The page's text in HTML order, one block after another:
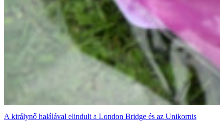
A királynő halálával elindult a London Bridge és az Unikornis